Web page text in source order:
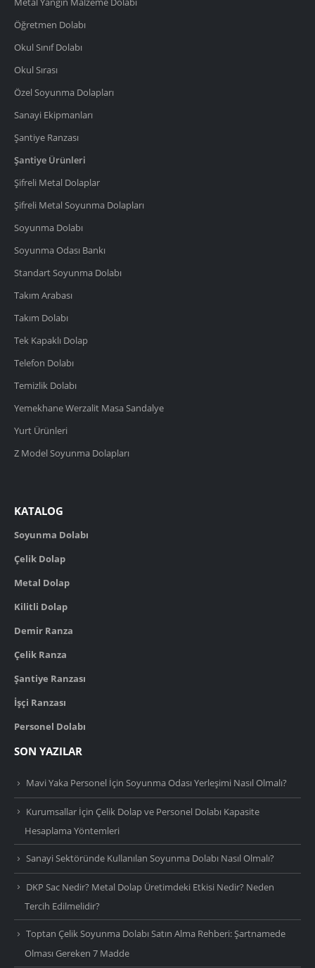
Öğretmen Dolabı
Okul Sınıf Dolabı
Okul Sırası
Özel Soyunma Dolapları
Sanayi Ekipmanları
Şantiye Ranzası
Şantiye Ürünleri
Şifreli Metal Dolaplar
Şifreli Metal Soyunma Dolapları
Soyunma Dolabı
Soyunma Odası Bankı
Standart Soyunma Dolabı
Takım Arabası
Takım Dolabı
Tek Kapaklı Dolap
Telefon Dolabı
Temizlik Dolabı
Yemekhane Werzalit Masa Sandalye
Yurt Ürünleri
Z Model Soyunma Dolapları
KATALOG
Soyunma Dolabı
Çelik Dolap
Metal Dolap
Kilitli Dolap
Demir Ranza
Çelik Ranza
Şantiye Ranzası
İşçi Ranzası
Personel Dolabı
SON YAZILAR
Mavi Yaka Personel İçin Soyunma Odası Yerleşimi Nasıl Olmalı?
Kurumsallar İçin Çelik Dolap ve Personel Dolabı Kapasite
Hesaplama Yöntemleri
Sanayi Sektöründe Kullanılan Soyunma Dolabı Nasıl Olmalı?
DKP Sac Nedir? Metal Dolap Üretimdeki Etkisi Nedir? Neden
Tercih Edilmelidir?
Toptan Çelik Soyunma Dolabı Satın Alma Rehberi: Şartnamede
Olması Gereken 7 Madde